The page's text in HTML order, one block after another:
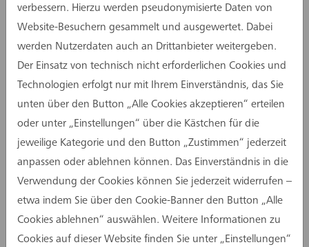
21. September 2021
Vorstellung Machbarkeitsstudie zu
Grundschulen im nordrhein-
westfälischen Radevormwald
verbessern. Hierzu werden pseudonymisierte Daten von
Website-Besuchern gesammelt und ausgewertet. Dabei
werden Nutzerdaten auch an Drittanbieter weitergeben.
Der Einsatz von technisch nicht erforderlichen Cookies und
Technologien erfolgt nur mit Ihrem Einverständnis, das Sie
unten über den Button „Alle Cookies akzeptieren“ erteilen
oder unter „Einstellungen“ über die Kästchen für die
jeweilige Kategorie und den Button „Zustimmen“ jederzeit
anpassen oder ablehnen können. Das Einverständnis in die
Verwendung der Cookies können Sie jederzeit widerrufen –
etwa indem Sie über den Cookie-Banner den Button „Alle
Cookies ablehnen“ auswählen. Weitere Informationen zu
Cookies auf dieser Website finden Sie unter „Einstellungen“